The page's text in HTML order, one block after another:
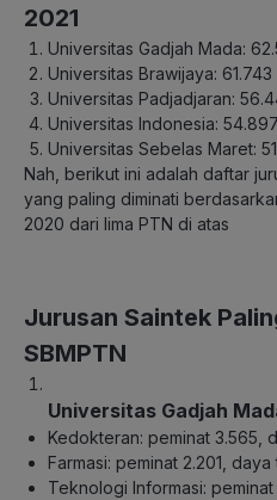
2021
Universitas Gadjah Mada:
Universitas Brawijaya:
Universitas Padjadjaran:
Universitas Indonesia:
Universitas Sebelas Maret:
Nah, berikut ini adalah daftar
yang paling diminati
2020 dari lima PTN di atas
Jurusan Saintek
SBMPTN
Universitas Gadjah
Kedokteran: peminat 3.565,
Farmasi: peminat 2.201,
Teknologi Informasi: